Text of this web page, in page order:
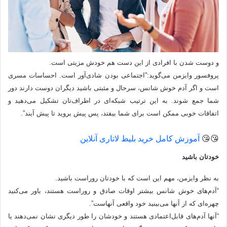
و دوست شدن با افرادی از این دست هم خودش مزیتی است.
پروفسور وایزمن می‌گوید:”اجتماعی بودن شادی‌آور است. احساسات مسری
است و اگر آدم خوش شانس، سرحال و مثبتی باشید دیگران دوست دارند دور
شما جمع شوند. به این ترتیب شبکه‌ای در اطراف‌تان تشکیل می‌دهید و
اتفاقات خوبی ممکن است برای شما بیفتد، پس پیش بروید تا پیش آیند”.
😘😘 آموزش کامل خرید بلیط لاتاری آنلاین
خودتان باشید
به نظر وایزمن، مهم این است که با خودتان روراست باشید.
“آدم‌های خوش شانس بیشتر اوقات صادق و روراست هستند، باور می‌کنید
چهره‌ای که از آنها می‌بینید خود واقعی آنهاست”.
“آنها آدم‌های قابل‌اعتمادی هستند و خودشان را طور دیگری نشان نمی‌دهند یا